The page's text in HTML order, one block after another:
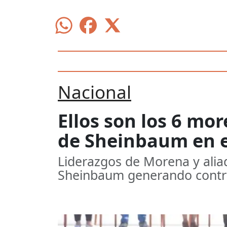
Nacional
Ellos son los 6
de Sheinbaum en
Liderazgos de Morena y
Sheinbaum generando